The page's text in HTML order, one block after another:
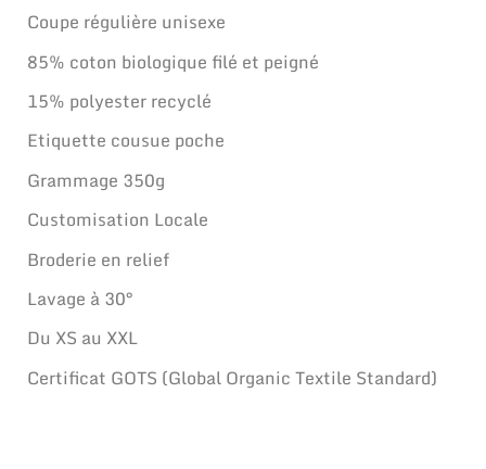
Coupe régulière unisexe
85% coton biologique filé et peigné
15% polyester recyclé
Etiquette cousue poche
Grammage 350g
Customisation Locale
Broderie en relief
Lavage à 30°
Du XS au XXL
Certificat GOTS (Global Organic Textile Standard)